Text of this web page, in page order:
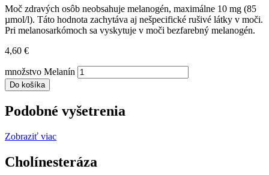
Moč zdravých osôb neobsahuje melanogén, maximálne 10 mg (85
µmol/l). Táto hodnota zachytáva aj nešpecifické rušivé látky v moči.
Pri melanosarkómoch sa vyskytuje v moči bezfarebný melanogén.
4,60 €
množstvo Melanín
Do košíka
Podobné vyšetrenia
Zobraziť viac
Cholínesteráza